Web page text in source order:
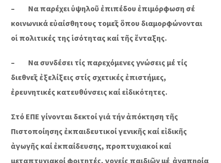
– Να παρέχει ὑψηλοῦ ἐπιπέδου ἐπιμόρφωση σέ
κοινωνικά εὐαίσθητους τομεῖς ὅπου διαμορφώνονται
οἱ πολιτικές της ἱσότητας καί τῆς ἔνταξης.
– Να συνδέσει τίς παρεχόμενες γνώσεις μέ τίς
διεθνεῖς ἐξελίξεις στίς σχετικές ἐπιστήμες,
ἐρευνητικές κατευθύνσεις καί εἰδικότητες.
Στό ΕΠΕ γίνονται δεκτοί γιά τήν ἀπόκτηση τῆς
Πιστοποίησης ἐκπαιδευτικοί γενικῆς καί εἰδικῆς
ἀγωγῆς καί ἐκπαίδευσης, προπτυχιακοί καί
μεταπτυχιακοί φοιτητές, γονείς παιδιῶν μέ ἀναπηρία